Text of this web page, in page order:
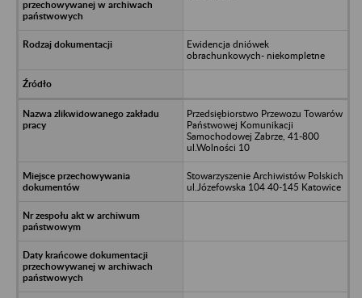
Ewidencja dniówek
obrachunkowych- niekompletne
Przedsiębiorstwo Przewozu Towarów
Państwowej Komunikacji
Samochodowej Zabrze, 41-800
ul.Wolności 10
Stowarzyszenie Archiwistów Polskich
ul.Józefowska 104 40-145 Katowice